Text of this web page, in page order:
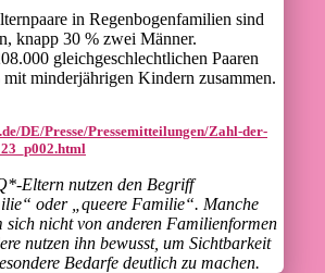
in Regenbogenfamilien sind
knapp 30 % zwei Männer.
gleichgeschlechtlichen Paaren
mit minderjährigen Kindern zusammen.
DE/Presse/Pressemitteilungen/Zahl-der-
Eltern nutzen den Begriff
oder „queere Familie“. Manche
sich nicht von anderen Familienformen
nutzen ihn bewusst, um Sichtbarkeit
Bedarfe deutlich zu machen.